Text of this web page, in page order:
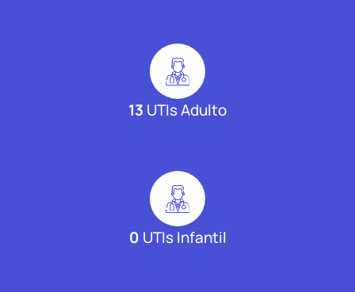
13 UTIs Adulto
0 UTIs Infantil